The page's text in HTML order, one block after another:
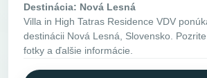
Destinácia: Nová Lesná
Villa in High Tatras Residence VDV
destinácii Nová Lesná, Slovensko. Pozrite
fotky a ďalšie informácie.